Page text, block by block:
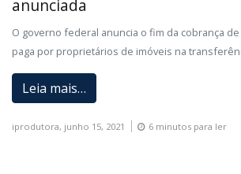
anunciada
O governo federal anuncia o fim da cobrança
paga por proprietários de imóveis na
Leia mais…
iprodutora, junho 15, 2021 6 minutos para ler